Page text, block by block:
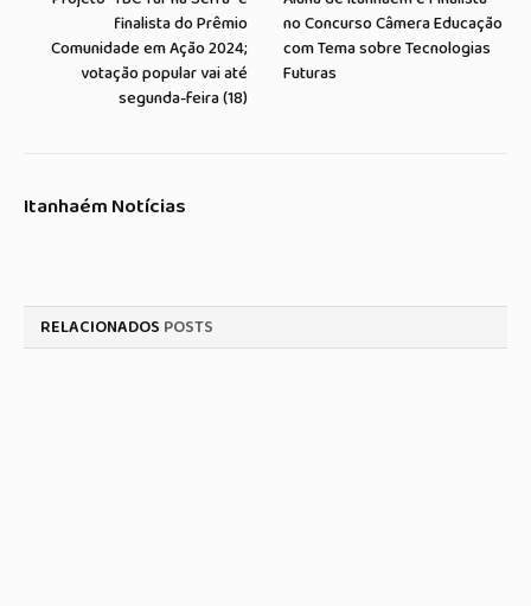
finalista do Prêmio
Comunidade em Ação 2024;
votação popular vai até
segunda-feira (18)
no Concurso Câmera Educação
com Tema sobre Tecnologias
Futuras
Itanhaém Notícias
RELACIONADOS POSTS